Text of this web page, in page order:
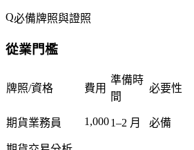
必備牌照與證照
從業門檻
牌照/資格 費用
準備時
間
必要性
期貨業務員 1,0001–2 月 必備